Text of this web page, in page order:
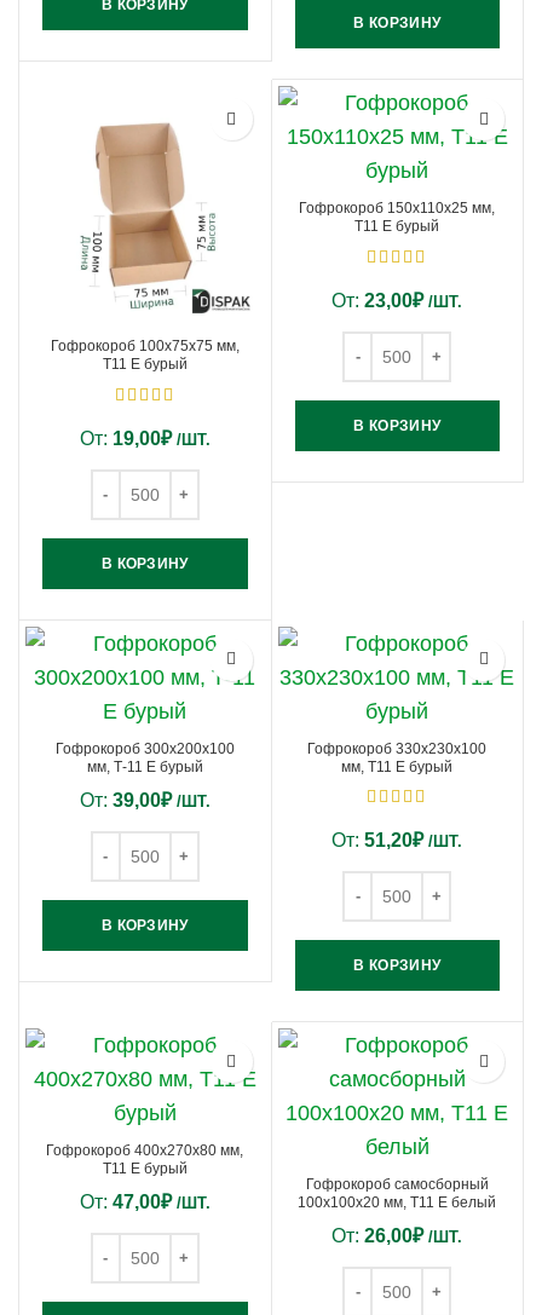
В КОРЗИНУ
В КОРЗИНУ
Гофрокороб 100х75х75 мм,
Т11 Е бурый
От: 19,00₽ /ШТ.
В КОРЗИНУ
Гофрокороб 150х110х25 мм,
Т11 Е бурый
От:23,00₽ /ШТ.
В КОРЗИНУ
Гофрокороб 300х200х100
мм, Т-11 Е бурый
От: 39,00₽ /ШТ.
В КОРЗИНУ
Гофрокороб 330х230х100
мм, Т11 E бурый
От:51,20₽ /ШТ.
В КОРЗИНУ
Гофрокороб 400х270х80 мм,
Т11 Е бурый
От: 47,00₽ /ШТ.
Гофрокороб самосборный
100х100х20 мм, Т11 E белый
От:26,00₽ /ШТ.